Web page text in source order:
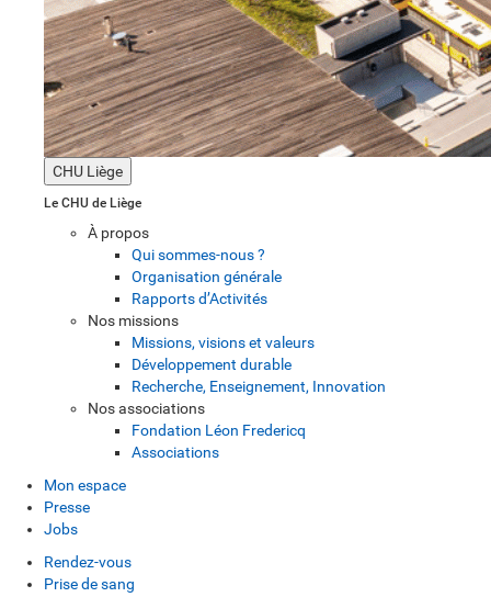
CHU Liège
Le CHU de Liège
À propos
Qui sommes-nous ?
Organisation générale
Rapports d’Activités
Nos missions
Missions, visions et valeurs
Développement durable
Recherche, Enseignement, Innovation
Nos associations
Fondation Léon Fredericq
Associations
Mon espace
Presse
Jobs
Rendez-vous
Prise de sang